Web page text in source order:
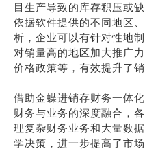
目生产导致的库存积压或
依据软件提供的不同地区
析，企业可以有针对性地
对销量高的地区加大推广
价格政策等，有效提升了销
借助金蝶进销存财务一体
财务与业务的深度融合，
理复杂财务业务和大量数
学决策，进一步提高了市